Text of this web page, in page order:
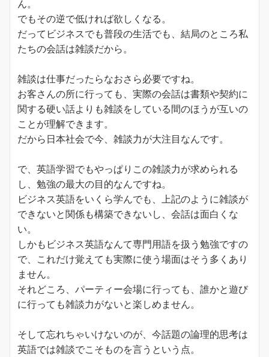
ん。
でもその逆で低ければ欲しくなる。
だってビジネスでも普段の生活でも、結局のところ私
たちの会話は雑談だから。
雑談は仕事だったらなおさら必要ですね。
お客さんの所に行っても、実際の会話は書類や契約に
関する硬い話よりも雑談をしている間のほうが互いの
ことが理解できます。
だから日本社会で今、雑談力が大注目なんです。
で、英語学習でもやっぱりこの雑談力が求められる
し、勉強の最大の目的なんですね。
ビジネス英語をいくら学んでも、上記のように雑談が
できないと関係も構築できないし、会話は面白くな
い。
しかもビジネス英語なんて専門用語を扱う勉強ですの
で、これだけ覚えても実際に使う場面はそう多くあり
ません。
それどころ、パーティー会場に行っても、誰かと遊び
に行っても雑談力がないと楽しめません。
そして忘れちゃいけないのが、今話題の論理的思考は
英語では雑談でこそものを言うという点。